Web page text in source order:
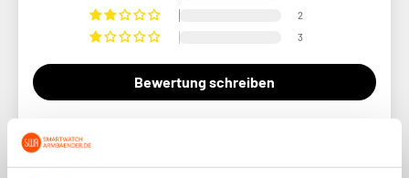
2
3
Bewertung schreiben